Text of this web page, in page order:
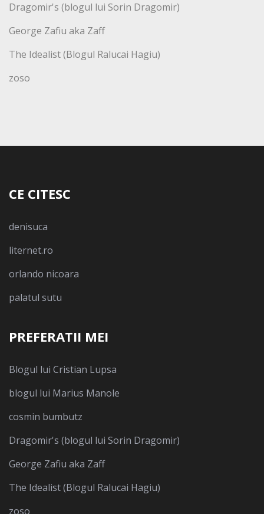
Dragomir's (blogul lui Sorin Dragomir)
George Zafiu aka Zaff
The Idealist (Blogul Ralucai Hagiu)
zoso
CE CITESC
denisuca
liternet.ro
orlando nicoara
palatul sutu
PREFERATII MEI
Blogul lui Cristian Lupsa
blogul lui Marius Manole
cosmin bumbutz
Dragomir's (blogul lui Sorin Dragomir)
George Zafiu aka Zaff
The Idealist (Blogul Ralucai Hagiu)
zoso